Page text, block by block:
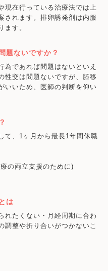
現在行っている治療法では上
されます。排卵誘発剤は内服
ます。
題ないですか？
為であれば問題はないといえ
性交は問題ないですが、胚移
いいため、医師の判断を仰い
て、1ヶ月から最長1年間休職
の両立支援のために)
は
れたくない・月経周期に合わ
調整や折り合いがつかないこ